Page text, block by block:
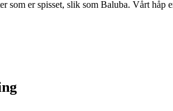
som er spisset, slik som Baluba. Vårt